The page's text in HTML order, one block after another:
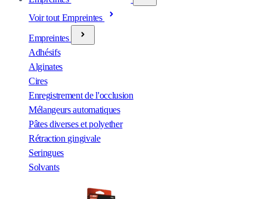
Voir tout Empreintes
Empreintes
Adhésifs
Alginates
Cires
Enregistrement de l'occlusion
Mélangeurs automatiques
Pâtes diverses et polyether
Rétraction gingivale
Seringues
Solvants